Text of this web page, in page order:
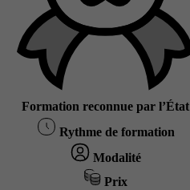
Formation reconnue par l’État
Rythme de formation
Modalité
Prix